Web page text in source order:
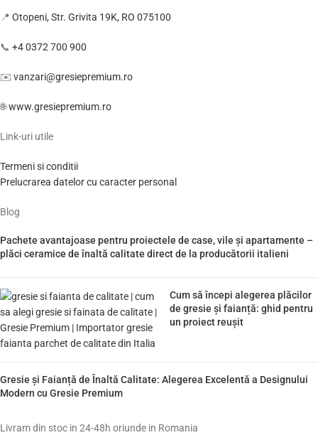
📍 Otopeni, Str. Grivita 19K, RO 075100
📞 +4 0372 700 900
✉️ vanzari@gresiepremium.ro
🌐www.gresiepremium.ro
Link-uri utile
Termeni si conditii
Prelucrarea datelor cu caracter personal
Blog
Pachete avantajoase pentru proiectele de case, vile și apartamente –
plăci ceramice de înaltă calitate direct de la producătorii italieni
Cum să începi alegerea plăcilor
de gresie și faianță: ghid pentru
un proiect reușit
Gresie și Faianță de Înaltă Calitate: Alegerea Excelentă a Designului
Modern cu Gresie Premium
Livram din stoc in 24-48h oriunde in Romania